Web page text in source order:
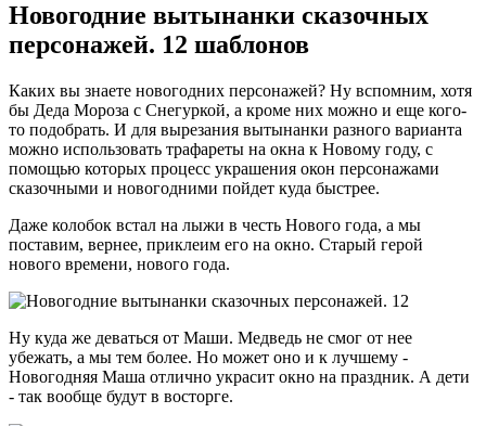
Новогодние вытынанки сказочных
персонажей. 12 шаблонов
Каких вы знаете новогодних персонажей? Ну вспомним, хотя
бы Деда Мороза с Снегуркой, а кроме них можно и еще кого-
то подобрать. И для вырезания вытынанки разного варианта
можно использовать трафареты на окна к Новому году, с
помощью которых процесс украшения окон персонажами
сказочными и новогодними пойдет куда быстрее.
Даже колобок встал на лыжи в честь Нового года, а мы
поставим, вернее, приклеим его на окно. Старый герой
нового времени, нового года.
Ну куда же деваться от Маши. Медведь не смог от нее
убежать, а мы тем более. Но может оно и к лучшему -
Новогодняя Маша отлично украсит окно на праздник. А дети
- так вообще будут в восторге.